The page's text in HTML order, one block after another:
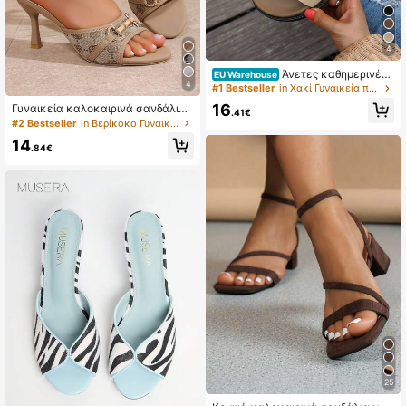
4
Γυναικεία καλοκαιρινά σανδάλια
με ψηλά τακούνια σε γαλλικό vint
age στυλ, κομψά εξωτερικά στιλέ
το με αγκράφα horse bit, ελαφρύ l
ard, vintage fashion, κομψά και σέ
#2 Bestseller in Βερίκοκο Γυναικεία Σανδάλια
14.84€
4
EU Warehouse Άνετες καθημερινές
βασικές παντόφλες με επίπεδη χο
έτ με ρυθμιζόμενο κλείσιμο με σκί
διακοπών, casual παπούτσια, παπ
ούτσια παραλίας, campus casual, δ
ώρο για τη Γιορτή της Μητέρας, Χρι
στούγεννα, Ημέρα του Αγίου Βαλε
ντίνου, για καθημερινή χρήση
#1 Bestseller in Χακί Γυναικεία πέδιλα
16.41€
25